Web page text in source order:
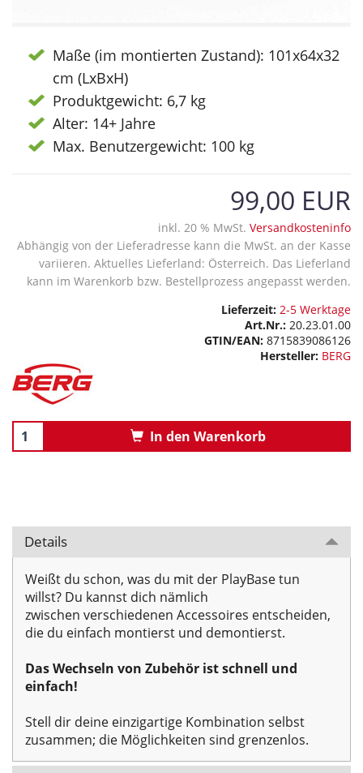
Maße (im montierten Zustand): 101x64x32
cm (LxBxH)
Produktgewicht: 6,7 kg
Alter: 14+ Jahre
Max. Benutzergewicht: 100 kg
99,00 EUR
inkl. 20 % MwSt. Versandkosteninfo
Abhängig von der Lieferadresse kann die MwSt. an der Kasse
variieren. Aktuelles Lieferland: Österreich. Das Lieferland
kann im Warenkorb bzw. Bestellprozess angepasst werden.
Lieferzeit: 2-5 Werktage
Art.Nr.: 20.23.01.00
GTIN/EAN: 8715839086126
Hersteller: BERG
In den Warenkorb
Details
Weißt du schon, was du mit der PlayBase tun
willst? Du kannst dich nämlich
zwischen verschiedenen Accessoires entscheiden,
die du einfach montierst und demontierst.
Das Wechseln von Zubehör ist schnell und
einfach!
Stell dir deine einzigartige Kombination selbst
zusammen; die Möglichkeiten sind grenzenlos.